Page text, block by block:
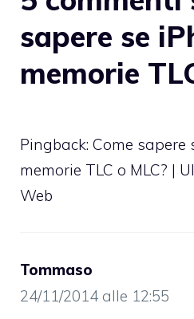
sapere se
memorie
Pingback: Come sapere
memorie TLC o MLC? |
Web
Tommaso
24/11/2014 alle 12:55